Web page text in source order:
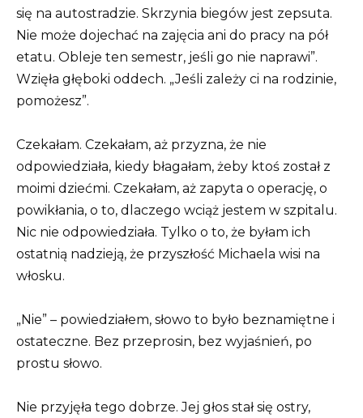
się na autostradzie. Skrzynia biegów jest zepsuta.
Nie może dojechać na zajęcia ani do pracy na pół
etatu. Obleje ten semestr, jeśli go nie naprawi”.
Wzięła głęboki oddech. „Jeśli zależy ci na rodzinie,
pomożesz”.
Czekałam. Czekałam, aż przyzna, że ​​nie
odpowiedziała, kiedy błagałam, żeby ktoś został z
moimi dziećmi. Czekałam, aż zapyta o operację, o
powikłania, o to, dlaczego wciąż jestem w szpitalu.
Nic nie odpowiedziała. Tylko o to, że byłam ich
ostatnią nadzieją, że przyszłość Michaela wisi na
włosku.
„Nie” – powiedziałem, słowo to było beznamiętne i
ostateczne. Bez przeprosin, bez wyjaśnień, po
prostu słowo.
Nie przyjęła tego dobrze. Jej głos stał się ostry,